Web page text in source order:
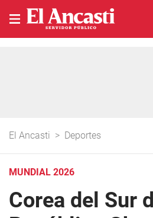
El Ancasti > Deportes
MUNDIAL 2026
Corea del Sur